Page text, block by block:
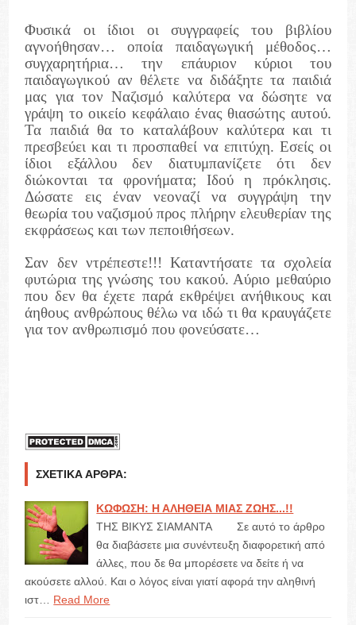
Φυσικά οι ίδιοι οι συγγραφείς του βιβλίου
αγνοήθησαν… οποία παιδαγωγική μέθοδος…
συγχαρητήρια… την επάυριον κύριοι του
παιδαγωγικού αν θέλετε να διδάξητε τα παιδιά
μας για τον Ναζισμό καλύτερα να δώσητε να
γράψη το οικείο κεφάλαιο ένας θιασώτης αυτού.
Τα παιδιά θα το καταλάβουν καλύτερα και τι
πρεσβεύει και τι προσπαθεί να επιτύχη. Εσείς οι
ίδιοι εξάλλου δεν διατυμπανίζετε ότι δεν
διώκονται τα φρονήματα; Ιδού η πρόκλησις.
Δώσατε εις έναν νεοναζί να συγγράψη την
θεωρία του ναζισμού προς πλήρην ελευθερίαν της
εκφράσεως και των πεποιθήσεων.
Σαν δεν ντρέπεστε!!! Καταντήσατε τα σχολεία
φυτώρια της γνώσης του κακού. Αύριο μεθαύριο
που δεν θα έχετε παρά εκθρέψει ανήθικους και
άηθους ανθρώπους θέλω να ιδώ τι θα κραυγάζετε
για τον ανθρωπισμό που φονεύσατε…
ΣΧΕΤΙΚΆ ΆΡΘΡΑ:
ΚΩΦΩΣΗ: Η ΑΛΗΘΕΙΑ ΜΙΑΣ ΖΩΗΣ...!!
ΤΗΣ ΒΙΚΥΣ ΣΙΑΜΑΝΤΑ Σε αυτό το άρθρο
θα διαβάσετε μια συνέντευξη διαφορετική από
άλλες, που δε θα μπορέσετε να δείτε ή να
ακούσετε αλλού. Και ο λόγος είναι γιατί αφορά την αληθινή
ιστ…
Read More